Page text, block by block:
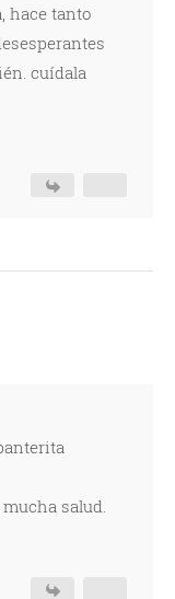
hace tanto
cuídala
salud.